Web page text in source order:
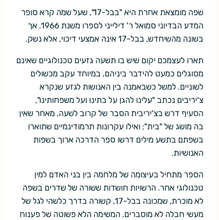
שפה מומצאת אחרת היא "בבל-17", שעל שמה קרא סופר
המדע הבדיוני סמואל ר' דילייני לספרו משנת 1966. אך
בשונה מהשיחדש, בבל-17 אינה אמצעי דיכוי, אלא נשק.
תארו לעצמכם יקום שיש בו תשעה גזעים טכנולוגיים שאינם
מסוגלים כמעט להידבר ביניהם, במיוחד עקב מכשולים
לשוניים. למשל כשבאמנה בין האנושות לגזע שנקרא
צ'יריבים נכתב "עלינו להגן על בתינו ועל משפחותינו",
הסעיף דרש בצ'יריבית הסבר של קרוב לשעה, מאחר שאין
בה מושג של "בית"; ואילו עקרונות תרמודינמיים שתוארו
בשפתם בתשע מילים דרשו ספר הדרכה ארוך בשפות
האנושיות.
הספר מתחיל בעיצומה של מלחמה בין בני האדם למין
טכנולוגי אחר. הרשויות חושדות ששורה של שדרים בשפה
לא מוכרת, שמכונה בבל-17, קשורה בדרך כלשהי לגל של
מעשי חבלה לא מוסברים. המשימה הלא פשוטה של פענוח